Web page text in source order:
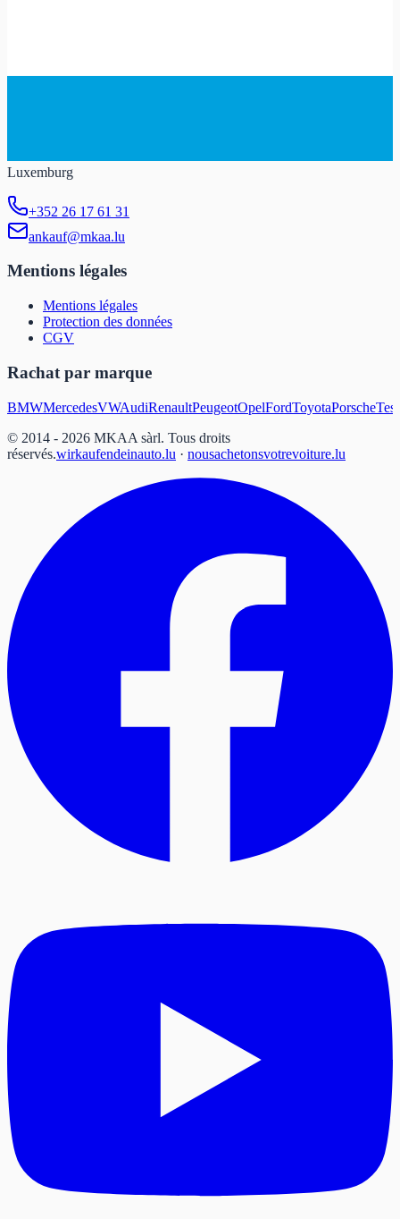
Luxemburg
+352 26 17 61 31
ankauf@mkaa.lu
Mentions légales
Mentions légales
Protection des données
CGV
Rachat par marque
BMWMercedesVWAudiRenaultPeugeotOpelFordToyotaPorsche
© 2014 - 2026 MKAA sàrl. Tous droits
réservés.wirkaufendeinauto.lu · nousachetonsvotrevoiture.lu